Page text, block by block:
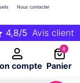
compte
Nous contacter
0
Panier